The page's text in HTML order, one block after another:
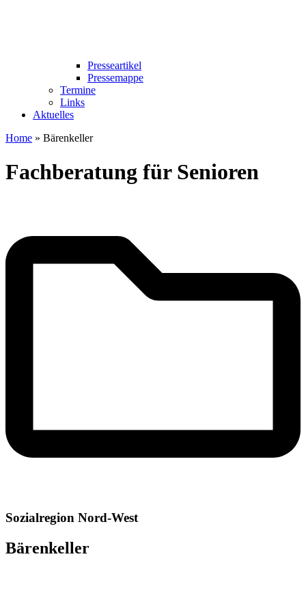
Presseartikel
Pressemappe
Termine
Links
Aktuelles
Home » Bärenkeller
Fachberatung für Senioren
Sozialregion Nord-West
Bärenkeller